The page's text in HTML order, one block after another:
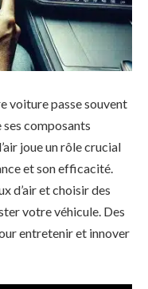
voiture passe souvent
composants
joue un rôle crucial
et son efficacité.
d’air et choisir des
votre véhicule. Des
entretenir et innover